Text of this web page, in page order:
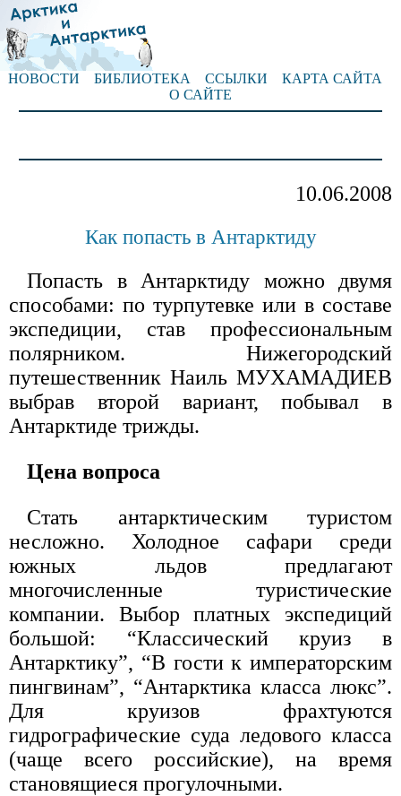
НОВОСТИ БИБЛИОТЕКА ССЫЛКИ
КАРТА САЙТА
О САЙТЕ
10.06.2008
Как попасть в Антарктиду
Попасть в Антарктиду можно двумя
способами: по турпутевке или в составе
экспедиции, став профессиональным
полярником. Нижегородский
путешественник Наиль МУХАМАДИЕВ
выбрав второй вариант, побывал в
Антарктиде трижды.
Цена вопроса
Стать антарктическим туристом
несложно. Холодное сафари среди
южных льдов предлагают
многочисленные туристические
компании. Выбор платных экспедиций
большой: “Классический круиз в
Антарктику”, “В гости к императорским
пингвинам”, “Антарктика класса люкс”.
Для круизов фрахтуются
гидрографические суда ледового класса
(чаще всего российские), на время
становящиеся прогулочными.